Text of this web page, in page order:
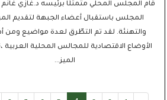
قام المجلس المحلي متمثلًا برئيسه د.غازي غانم
المجلس باستقبال أعضاء الجبهة لتقديم
والتهنئة. لقد تم التطّرق لعدة مواضيع ومن
الأوضاع الاقتصادية للمجالس المحلية العربية
الميز...